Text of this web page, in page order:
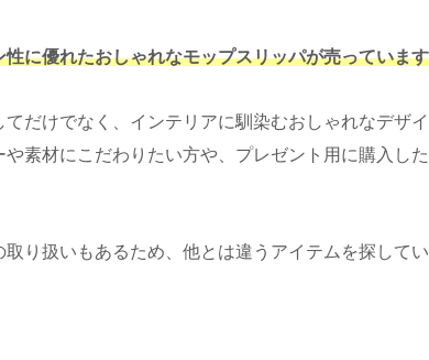
に優れたおしゃれなモップスリッパが売っていま
だけでなく、インテリアに馴染むおしゃれなデザ
素材にこだわりたい方や、プレゼント用に購入し
り扱いもあるため、他とは違うアイテムを探して